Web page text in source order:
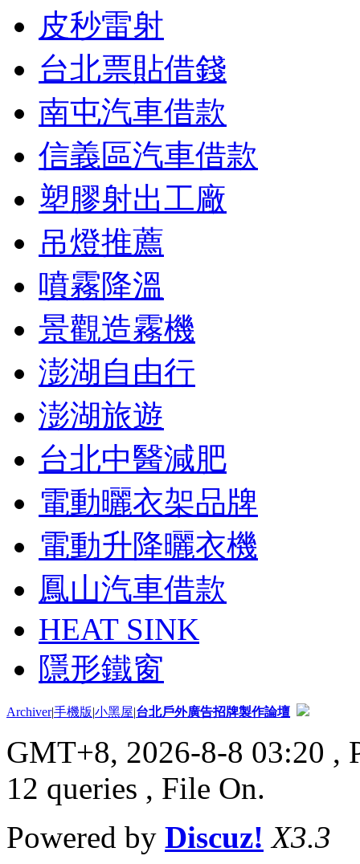
皮秒雷射
台北票貼借錢
南屯汽車借款
信義區汽車借款
塑膠射出工廠
吊燈推薦
噴霧降溫
景觀造霧機
澎湖自由行
澎湖旅遊
台北中醫減肥
電動曬衣架品牌
電動升降曬衣機
鳳山汽車借款
HEAT SINK
隱形鐵窗
Archiver|手機版|小黑屋|台北戶外廣告招牌製作論壇
GMT+8, 2026-8-8 03:20 ,
12 queries , File On.
Powered by Discuz! X3.3